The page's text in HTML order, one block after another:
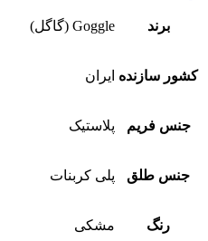
برند Goggle (گاگل)
کشور سازنده ایران
جنس فریم پلاستیک
جنس طلق پلی کربنات
رنگ مشکی